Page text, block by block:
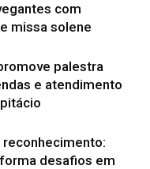
com
missa solene
palestra
e atendimento
reconhecimento:
desafios em